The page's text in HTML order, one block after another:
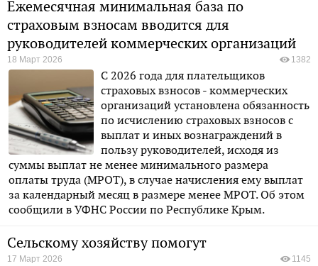
Ежемесячная минимальная база по
страховым взносам вводится для
руководителей коммерческих организаций
18 Март 2026 1382
С 2026 года для плательщиков
страховых взносов - коммерческих
организаций установлена обязанность
по исчислению страховых взносов с
выплат и иных вознаграждений в
пользу руководителей, исходя из
суммы выплат не менее минимального размера
оплаты труда (МРОТ), в случае начисления ему выплат
за календарный месяц в размере менее МРОТ. Об этом
сообщили в УФНС России по Республике Крым.
Сельскому хозяйству помогут
17 Март 2026 1145